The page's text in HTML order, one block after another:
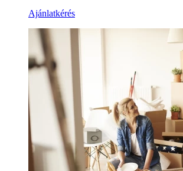
Ajánlatkérés